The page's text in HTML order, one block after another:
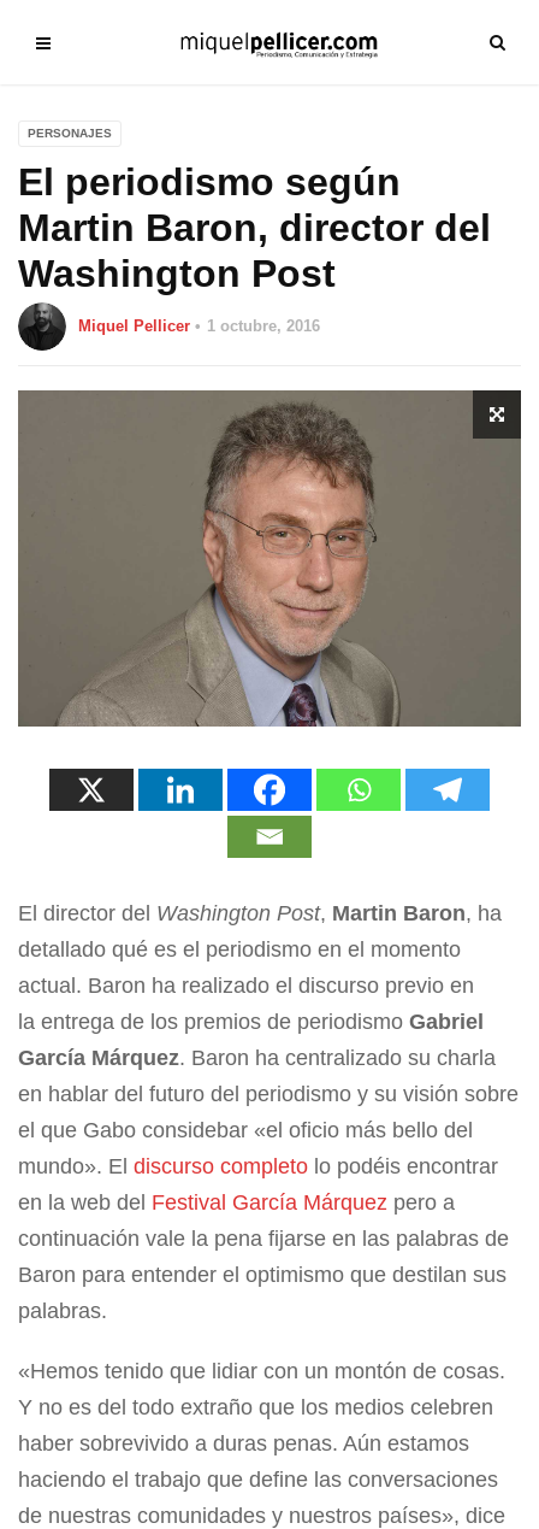
PERSONAJES
El periodismo según
Martin Baron, director del
Washington Post
Miquel Pellicer 1 octubre, 2016
El director del Washington Post, Martin Baron, ha
detallado qué es el periodismo en el momento
actual. Baron ha realizado el discurso previo en
la entrega de los premios de periodismo Gabriel
García Márquez. Baron ha centralizado su charla
en hablar del futuro del periodismo y su visión sobre
el que Gabo considebar «el oficio más bello del
mundo». El discurso completo lo podéis encontrar
en la web del Festival García Márquez pero a
continuación vale la pena fijarse en las palabras de
Baron para entender el optimismo que destilan sus
palabras.
«Hemos tenido que lidiar con un montón de cosas.
Y no es del todo extraño que los medios celebren
haber sobrevivido a duras penas. Aún estamos
haciendo el trabajo que define las conversaciones
de nuestras comunidades y nuestros países», dice